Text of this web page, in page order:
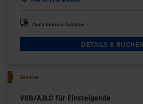
Auch Inhouse buchbar
DETAILS & BUCHEN
Seminar
VOB/A,B,C für Einsteigende